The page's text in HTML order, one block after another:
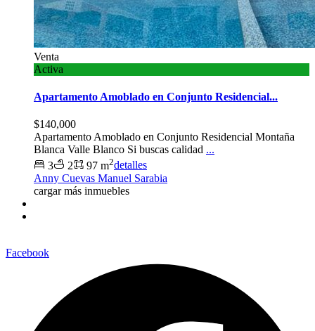
Venta
Activa
Apartamento Amoblado en Conjunto Residencial...
$140,000
Apartamento Amoblado en Conjunto Residencial Montaña
Blanca Valle Blanco Si buscas calidad ...
3
2 97 m2detalles
Anny Cuevas Manuel Sarabia
cargar más inmuebles
Facebook